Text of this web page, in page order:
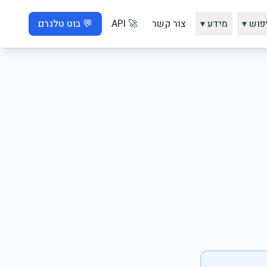
▾ מידע ▾ צור קשר 🚀 API 💬 בוט טלגרם